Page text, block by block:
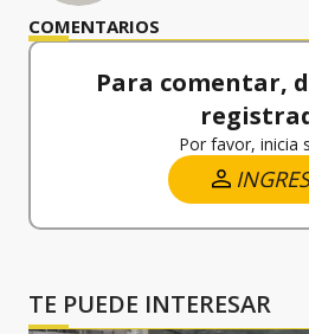
COMENTARIOS
Para comentar,
Por favor, inicia
TE PUEDE INTERESAR